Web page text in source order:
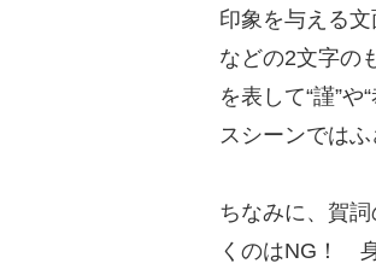
印象を与える
などの2文字の
を表して“謹”
スシーンではふ
ちなみに、賀
くのはNG！